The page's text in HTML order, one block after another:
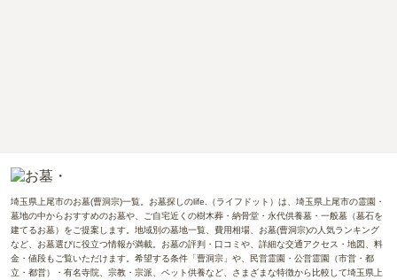
埼玉県上尾市のお墓(曹洞宗)一覧。お墓探しのlife.（ライフドット）は、埼玉県上尾市の霊園・
墓地の中からおすすめのお墓や、ご自宅近くの樹木葬・納骨堂・永代供養墓・一般墓（墓石を
建てるお墓）をご提案します。地域別の墓地一覧、費用相場、お墓(曹洞宗)の人気ランキング
など、お墓選びに役立つ情報が満載。お墓の評判・口コミや、詳細な交通アクセス・地図、料
金・値段もご覧いただけます。希望する条件「曹洞宗」や、民営霊園・公営霊園（市営・都
立・都営）・有名寺院、宗教・宗派、ペット供養など、さまざまな特徴から比較して埼玉県上